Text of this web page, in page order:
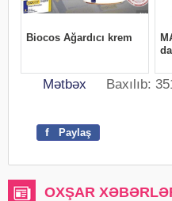
Mətbəx Baxılıb:
f Paylaş
OXŞAR